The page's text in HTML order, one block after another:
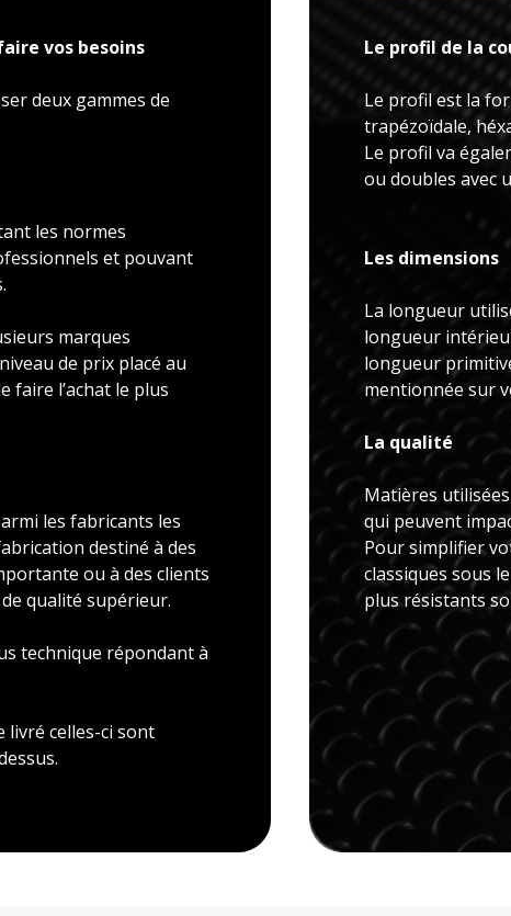
vos besoins
deux gammes de
les normes
et pouvant
marques
de prix placé au
faire l’achat le plus
les fabricants les
destiné à des
ou à des clients
qualité supérieur.
technique répondant à
livré celles-ci sont
Le profil de la
Le profil est la
trapézoïdale,
Le profil va
ou doubles avec
Les dimensions
La longueur
longueur
longueur
mentionnée sur
La qualité
Matières
qui peuvent
Pour simplifier
classiques sous
plus résistants